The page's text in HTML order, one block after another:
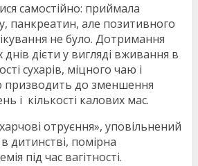
самостійно: приймала
панкреатин, але позитивного
не було. Дотримання
дієти у вигляді вживання в
сухарів, міцного чаю і
призводить до зменшення
і ​ кількості калових мас.
отруєння», уповільнений
дитинстві, помірна
під час вагітності.